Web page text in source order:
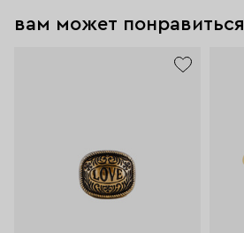
вам может понравиться